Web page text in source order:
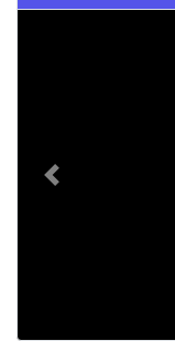
Previous